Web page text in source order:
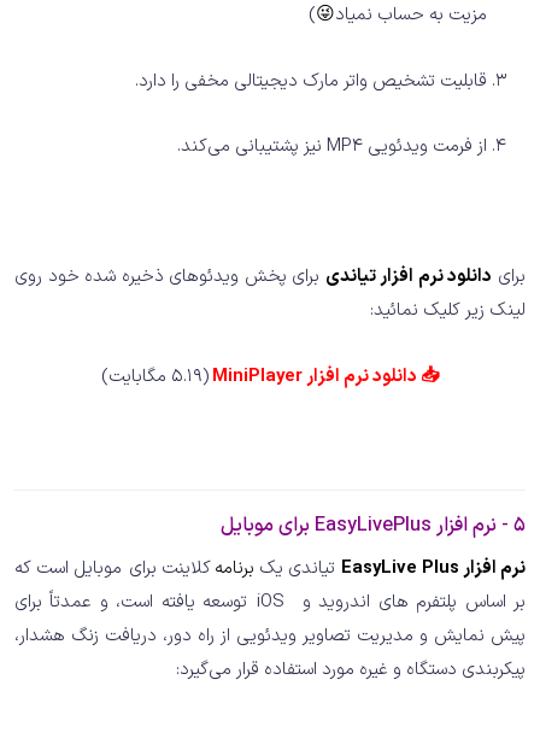
مزیت به حساب نمیاد😜
)
قابلیت تشخیص واتر مارک دیجیتالی مخفی را دارد.
از فرمت ویدئویی MP4 نیز پشتیبانی می‌کند.
برای دانلود نرم افزار تیاندی برای پخش ویدئوهای ذخیره شده خود روی
لینک زیر کلیک نمائید:
📥 دانلود نرم افزار MiniPlayer (5.19 مگابایت)
5 - نرم افزار EasyLivePlus برای موبایل
نرم افزار EasyLive Plus تیاندی یک برنامهکلاینت برای موبایل است که
بر اساس پلتفرم های اندروید و iOS توسعه یافته است، و عمدتاً برای
پیش نمایش و مدیریت تصاویر ویدئویی از راه دور، دریافت زنگ هشدار،
پیکربندی دستگاه و غیره مورد استفاده قرار می‌گیرد: